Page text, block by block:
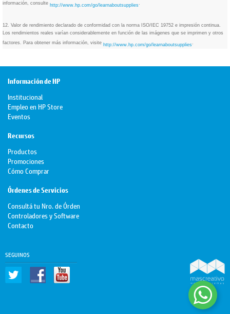
información, consulte http://www.hp.com/go/learnaboutsupplies.
12. Valor de rendimiento declarado de conformidad con la norma ISO/IEC 19752 e impresión continua.
Los rendimientos reales varían considerablemente en función de las imágenes que se imprimen y otros
factores. Para obtener más información, visite http://www.hp.com/go/learnaboutsupplies.
Información de HP
Institucional
Empleo en HP Store
Eventos
Recursos
Productos
Promociones
Cómo Comprar
Órdenes de Servicios
Consultá tu Nro. de Órden
Controladores y Software
Contacto
SEGUINOS